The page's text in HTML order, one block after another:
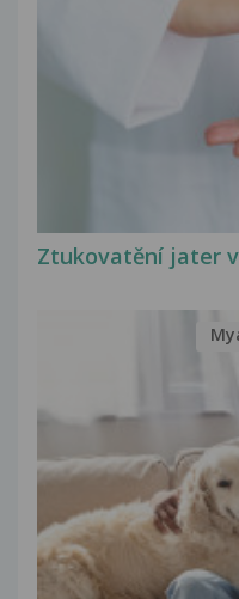
Ztukovatění jater